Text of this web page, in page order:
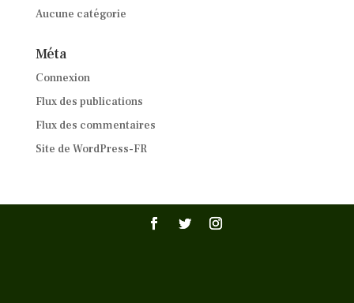
Aucune catégorie
Méta
Connexion
Flux des publications
Flux des commentaires
Site de WordPress-FR